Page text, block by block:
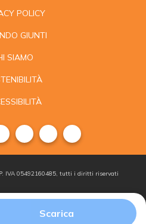
Scarica
POLICY
GIUNTI
SIAMO
IVA 05492160485, tutti i diritti riservati
i
Iscriviti alla
newsletter